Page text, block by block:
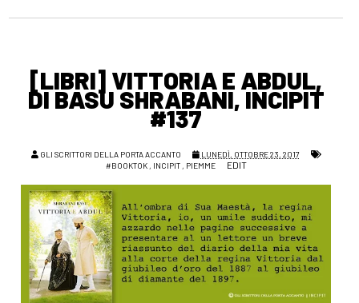
[LIBRI] VITTORIA E ABDUL,
DI BASU SHRABANI, INCIPIT
#137
GLI SCRITTORI DELLA PORTA ACCANTO
LUNEDÌ, OTTOBRE 23, 2017
#BOOKTOK, INCIPIT, PIEMME EDIT